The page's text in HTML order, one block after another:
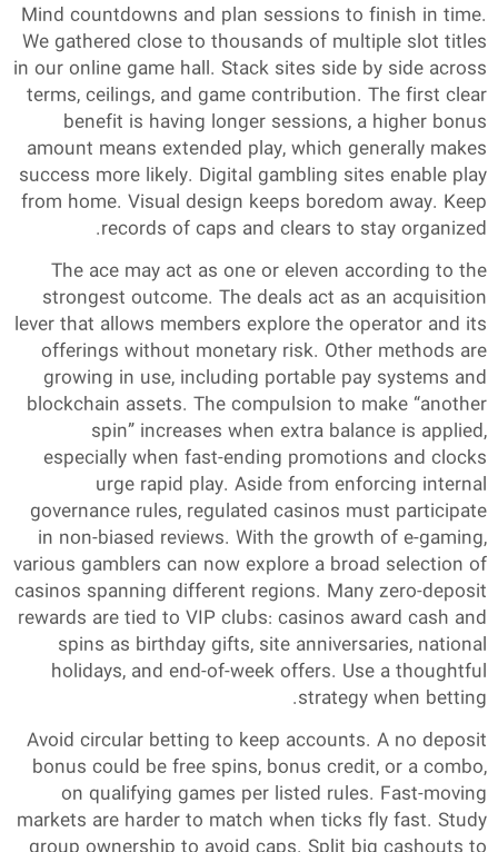
Mind countdowns and plan sessions to finish in time.
We gathered close to thousands of multiple slot titles
in our online game hall. Stack sites side by side across
terms, ceilings, and game contribution. The first clear
benefit is having longer sessions, a higher bonus
amount means extended play, which generally makes
success more likely. Digital gambling sites enable play
from home. Visual design keeps boredom away. Keep
records of caps and clears to stay organized.
The ace may act as one or eleven according to the
strongest outcome. The deals act as an acquisition
lever that allows members explore the operator and its
offerings without monetary risk. Other methods are
growing in use, including portable pay systems and
blockchain assets. The compulsion to make “another
spin” increases when extra balance is applied,
especially when fast-ending promotions and clocks
urge rapid play. Aside from enforcing internal
governance rules, regulated casinos must participate
in non-biased reviews. With the growth of e-gaming,
various gamblers can now explore a broad selection of
casinos spanning different regions. Many zero-deposit
rewards are tied to VIP clubs: casinos award cash and
spins as birthday gifts, site anniversaries, national
holidays, and end-of-week offers. Use a thoughtful
strategy when betting.
Avoid circular betting to keep accounts. A no deposit
bonus could be free spins, bonus credit, or a combo,
on qualifying games per listed rules. Fast-moving
markets are harder to match when ticks fly fast. Study